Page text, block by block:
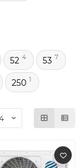
52 4 53 7
250 1